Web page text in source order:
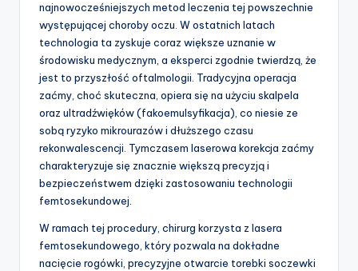
najnowocześniejszych metod leczenia tej powszechnie
występującej choroby oczu. W ostatnich latach
technologia ta zyskuje coraz większe uznanie w
środowisku medycznym, a eksperci zgodnie twierdzą, że
jest to przyszłość oftalmologii. Tradycyjna operacja
zaćmy, choć skuteczna, opiera się na użyciu skalpela
oraz ultradźwięków (fakoemulsyfikacja), co niesie ze
sobą ryzyko mikrourazów i dłuższego czasu
rekonwalescencji. Tymczasem laserowa korekcja zaćmy
charakteryzuje się znacznie większą precyzją i
bezpieczeństwem dzięki zastosowaniu technologii
femtosekundowej.
W ramach tej procedury, chirurg korzysta z lasera
femtosekundowego, który pozwala na dokładne
nacięcie rogówki, precyzyjne otwarcie torebki soczewki